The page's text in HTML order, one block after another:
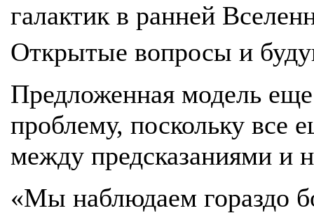
галактик в ранней
Открытые вопросы и
Предложенная модель
проблему, поскольку все
между предсказаниями и
«Мы наблюдаем гораздо